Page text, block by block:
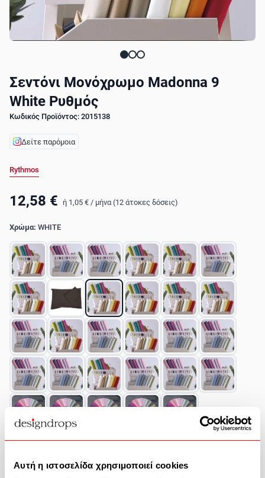
Αυτή η ιστοσελίδα χρησιμοποιεί cookies
Σεντόνι Μονόχρωμο Madonna 9
White Ρυθμός
Κωδικός Προϊόντος: 2015138
Δείτε παρόμοια
Rythmos
12,58 € ή 1,05 € / μήνα (12 άτοκες δόσεις)
Χρώμα: WHITE
Διαστάσεις:Ημίδιπλο
Ημίδιπλο Υπέρδιπλo King Size